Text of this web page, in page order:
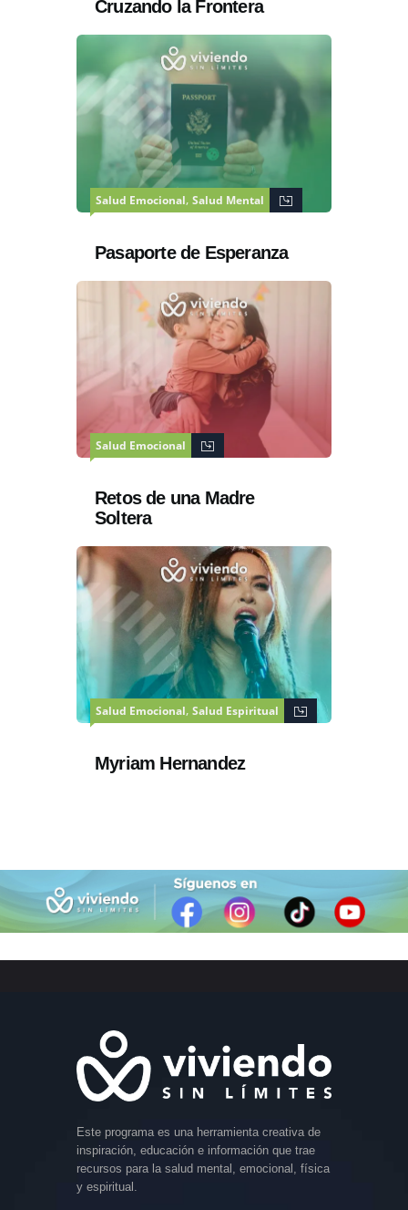
Cruzando la Frontera
Salud Emocional, Salud Mental
Pasaporte de Esperanza
Salud Emocional
Retos de una Madre
Soltera
Salud Emocional, Salud Espiritual
Myriam Hernandez
Este programa es una herramienta creativa de
inspiración, educación e información que trae
recursos para la salud mental, emocional, física
y espiritual.